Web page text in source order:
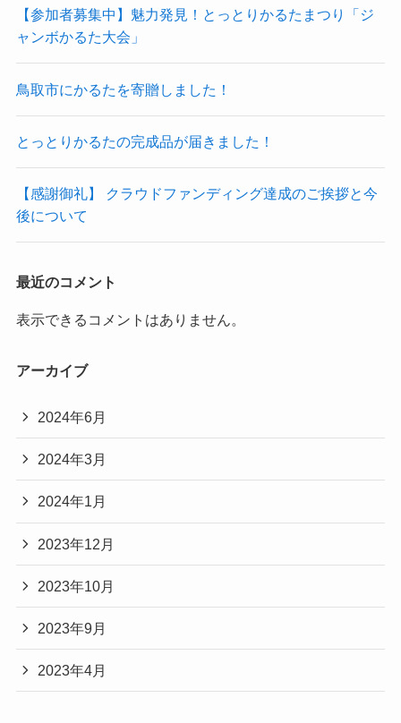
【参加者募集中】魅力発見！とっとりかるたまつり「ジ
ャンボかるた大会」
鳥取市にかるたを寄贈しました！
とっとりかるたの完成品が届きました！
【感謝御礼】 クラウドファンディング達成のご挨拶と今
後について
最近のコメント
表示できるコメントはありません。
アーカイブ
2024年6月
2024年3月
2024年1月
2023年12月
2023年10月
2023年9月
2023年4月